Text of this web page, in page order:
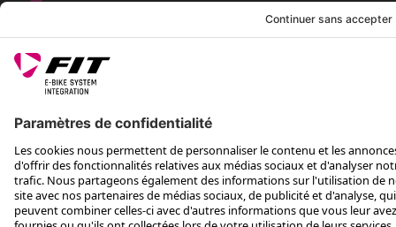
*Prix de vente conseillé, TVA incluse, plus frais d'expédition et TEA
Rotax Bike Technology AG © 2025